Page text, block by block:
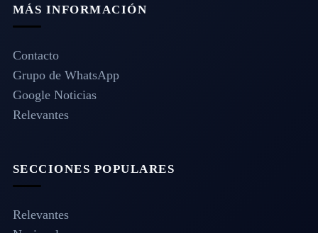
MÁS INFORMACIÓN
Contacto
Grupo de WhatsApp
Google Noticias
Relevantes
SECCIONES POPULARES
Relevantes